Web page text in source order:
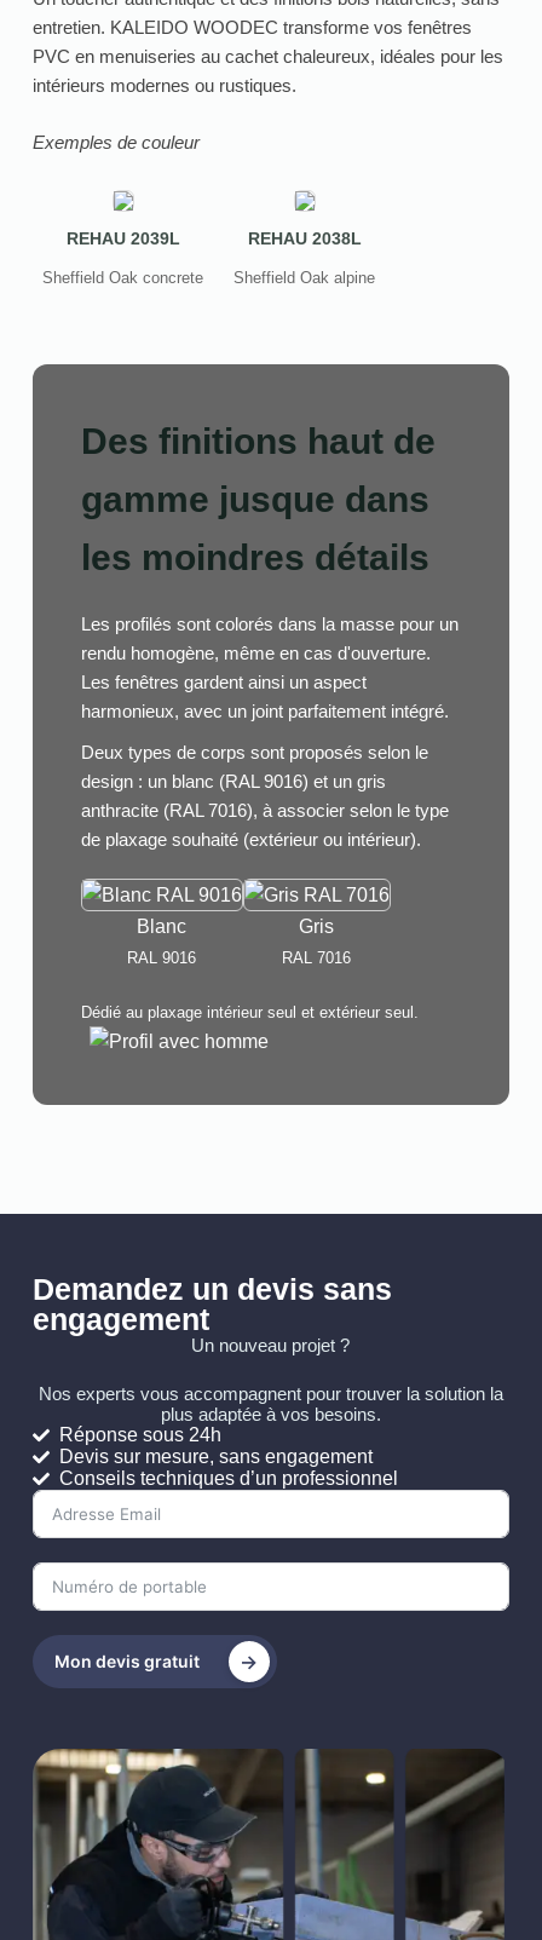
entretien. KALEIDO WOODEC transforme vos fenêtres
PVC en menuiseries au cachet chaleureux, idéales pour les
intérieurs modernes ou rustiques.
Exemples de couleur
REHAU 2039L
Sheffield Oak concrete
REHAU 2038L
Sheffield Oak alpine
Des finitions haut de
gamme jusque dans
les moindres détails
Les profilés sont colorés dans la masse pour un
rendu homogène, même en cas d'ouverture.
Les fenêtres gardent ainsi un aspect
harmonieux, avec un joint parfaitement intégré.
Deux types de corps sont proposés selon le
design : un blanc (RAL 9016) et un gris
anthracite (RAL 7016), à associer selon le type
de plaxage souhaité (extérieur ou intérieur).
Blanc
RAL 9016
Gris
RAL 7016
Dédié au plaxage intérieur seul et extérieur seul.
Demandez un devis sans
engagement
Un nouveau projet ?
Nos experts vous accompagnent pour trouver la solution la
plus adaptée à vos besoins.
Réponse sous 24h
Devis sur mesure, sans engagement
Conseils techniques d’un professionnel
Mon devis gratuit